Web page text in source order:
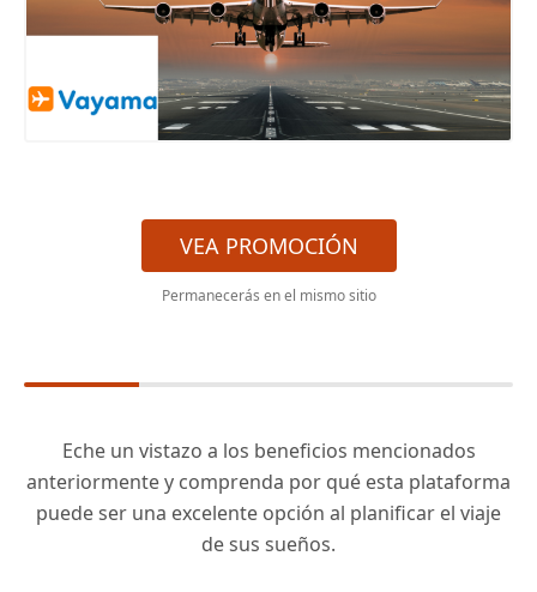
VEA PROMOCIÓN
Permanecerás en el mismo sitio
Eche un vistazo a los beneficios mencionados
anteriormente y comprenda por qué esta plataforma
puede ser una excelente opción al planificar el viaje
de sus sueños.